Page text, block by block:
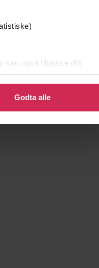
kan også tilpasse ditt
eller endre ditt samtykke.
Godta alle